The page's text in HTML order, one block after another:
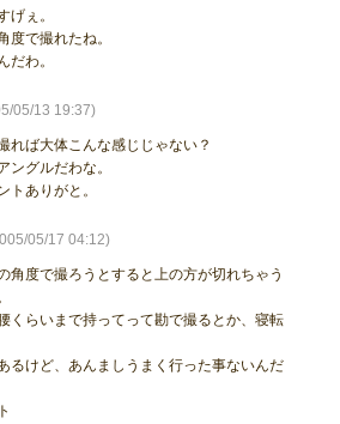
ぇ。
度で撮れたね。
だわ。
05/13 19:37)
れば大体こんな感じじゃない？
ングルだわな。
トありがと。
05/17 04:12)
角度で撮ろうとすると上の方が切れちゃう
くらいまで持ってって勘で撮るとか、寝転
るけど、あんましうまく行った事ないんだ